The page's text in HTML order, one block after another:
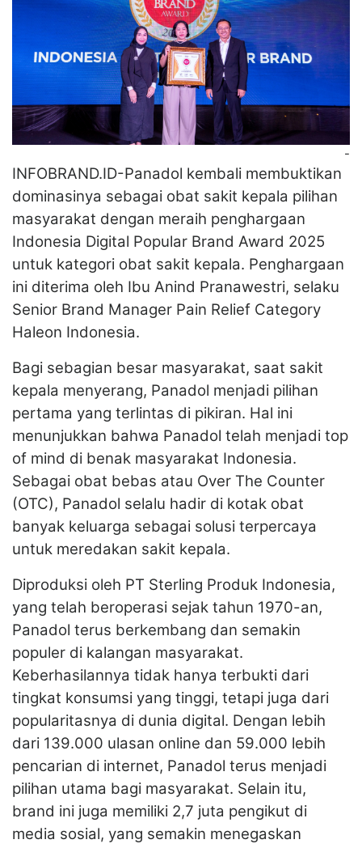
-
INFOBRAND.ID-Panadol kembali membuktikan
dominasinya sebagai obat sakit kepala pilihan
masyarakat dengan meraih penghargaan
Indonesia Digital Popular Brand Award 2025
untuk kategori obat sakit kepala. Penghargaan
ini diterima oleh Ibu Anind Pranawestri, selaku
Senior Brand Manager Pain Relief Category
Haleon Indonesia.
Bagi sebagian besar masyarakat, saat sakit
kepala menyerang, Panadol menjadi pilihan
pertama yang terlintas di pikiran. Hal ini
menunjukkan bahwa Panadol telah menjadi top
of mind di benak masyarakat Indonesia.
Sebagai obat bebas atau Over The Counter
(OTC), Panadol selalu hadir di kotak obat
banyak keluarga sebagai solusi terpercaya
untuk meredakan sakit kepala.
Diproduksi oleh PT Sterling Produk Indonesia,
yang telah beroperasi sejak tahun 1970-an,
Panadol terus berkembang dan semakin
populer di kalangan masyarakat.
Keberhasilannya tidak hanya terbukti dari
tingkat konsumsi yang tinggi, tetapi juga dari
popularitasnya di dunia digital. Dengan lebih
dari 139.000 ulasan online dan 59.000 lebih
pencarian di internet, Panadol terus menjadi
pilihan utama bagi masyarakat. Selain itu,
brand ini juga memiliki 2,7 juta pengikut di
media sosial, yang semakin menegaskan